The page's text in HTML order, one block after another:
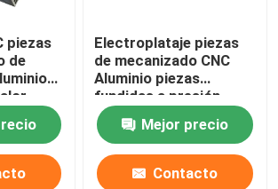
piezas
de
Electroplataje piezas
de mecanizado CNC
Aluminio piezas
fundidas a presión
mate
Mejor precio
Contacto